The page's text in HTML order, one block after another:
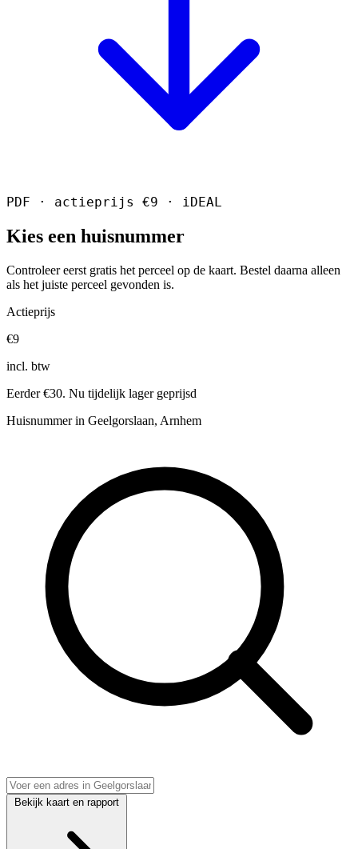
PDF · actieprijs €9 · iDEAL
Kies een huisnummer
Controleer eerst gratis het perceel op de kaart. Bestel daarna alleen
als het juiste perceel gevonden is.
Actieprijs
€9
incl. btw
Eerder €30. Nu tijdelijk lager geprijsd
Huisnummer in Geelgorslaan, Arnhem
Bekijk kaart en rapport